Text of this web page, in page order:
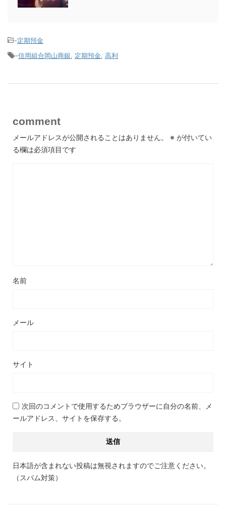
-定期預金
-信用組合岡山商銀 定期預金 高利
comment
メールアドレスが公開されることはありません。 ※ が付いてい
る欄は必須項目です
名前
メール
サイト
次回のコメントで使用するためブラウザーに自分の名前、メ
ールアドレス、サイトを保存する。
日本語が含まれない投稿は無視されますのでご注意ください。
（スパム対策）